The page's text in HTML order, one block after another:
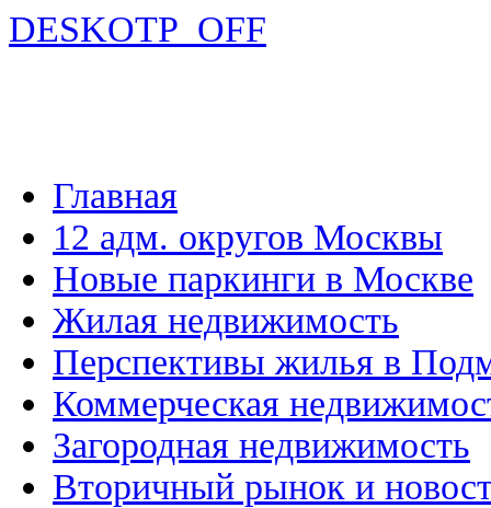
DESKOTP_OFF
Главная
12 адм. округов Москвы
Новые паркинги в Москве
Жилая недвижимость
Перспективы жилья в
Коммерческая
Загородная недвижимость
Вторичный рынок и